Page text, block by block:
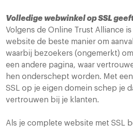
Volledige webwinkel op SSL
Volgens de Online Trust Alliance
website de beste manier om
waarbij bezoekers (ongemerkt)
een andere pagina, waar
hen onderschept worden. Met
SSL op je eigen domein schep je
vertrouwen bij je klanten.
Als je complete website met SSL